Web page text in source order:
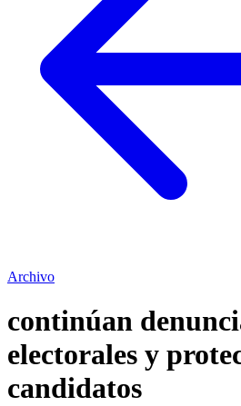
Archivo
continúan
electorales y
candidatos